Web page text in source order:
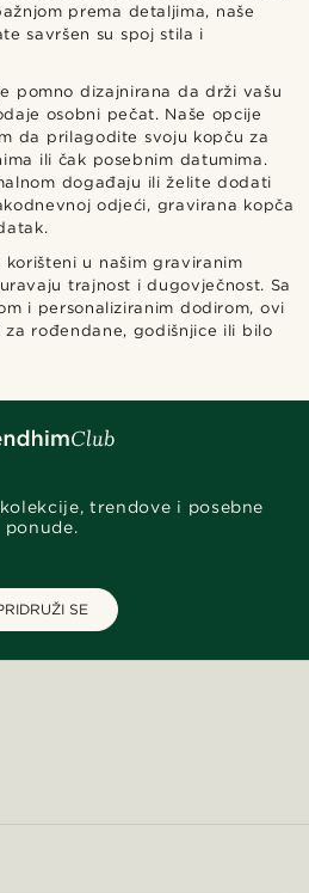
prema detaljima, naše
savršen su spoj stila i
pomno dizajnirana da drži vašu
osobni pečat. Naše opcije
da prilagodite svoju kopču za
ili čak posebnim datumima.
događaju ili želite dodati
odjeći, gravirana kopča
u našim graviranim
trajnost i dugovječnost. Sa
i personaliziranim dodirom, ovi
rođendane, godišnjice ili bilo
trendove i posebne
ponude.
SE